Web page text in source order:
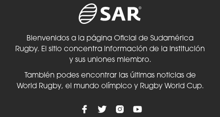
Bienvenidos a la página Oficial de Sudamérica
Rugby. El sitio concentra información de la Institución
y sus uniones miembro.
También podes encontrar las últimas noticias de
World Rugby, el mundo olímpico y Rugby World Cup.